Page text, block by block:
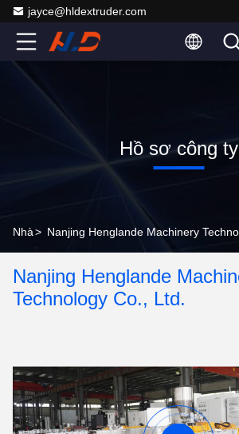
jayce@hldextruder.com
Hồ sơ công ty
Nhà>
Nanjing Henglande
Technology Co., Ltd.